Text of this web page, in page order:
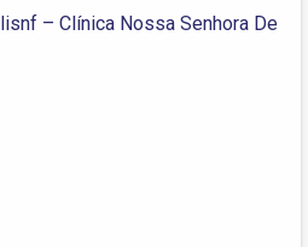
– Clínica Nossa Senhora De